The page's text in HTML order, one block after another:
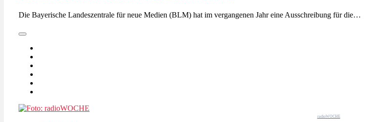
Die Bayerische Landeszentrale für neue Medien (BLM) hat im vergangenen Jahr eine Ausschreibung für die…
radioWOCHE